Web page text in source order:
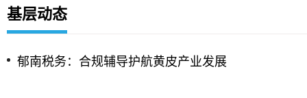
基层动态
郁南税务：合规辅导护航黄皮产业发展